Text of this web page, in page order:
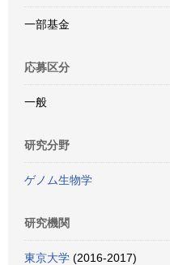
一部基金
応募区分
一般
研究分野
ゲノム生物学
研究機関
東京大学 (2016-2017)